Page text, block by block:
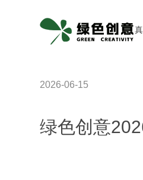
2026-06-15
绿色创意